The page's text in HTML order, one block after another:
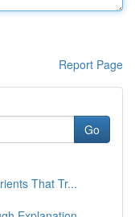
Report Page
Go
That Tr...